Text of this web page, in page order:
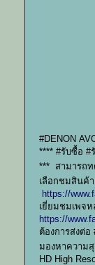
#DENON
**** #รับซื้อ #
*** สามารถ
เลือกชมสินค้
https://
เยี่ยมชมเพจ
https://
ต้องการส่งต่อ
มองหาความสุ
HD High